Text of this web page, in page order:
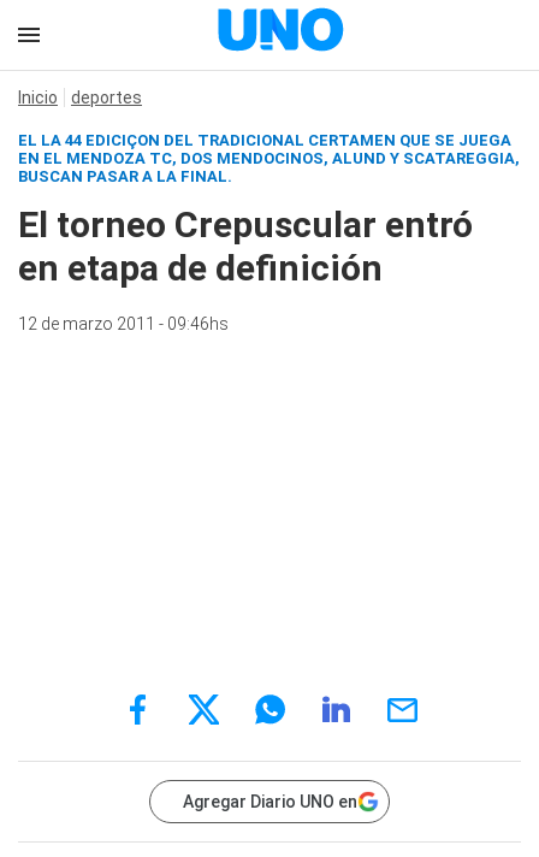
Inicio deportes
EL LA 44 EDICIÇON DEL TRADICIONAL CERTAMEN QUE SE JUEGA
EN EL MENDOZA TC, DOS MENDOCINOS, ALUND Y SCATAREGGIA,
BUSCAN PASAR A LA FINAL.
El torneo Crepuscular entró
en etapa de definición
12 de marzo 2011 - 09:46hs
Agregar Diario UNO en